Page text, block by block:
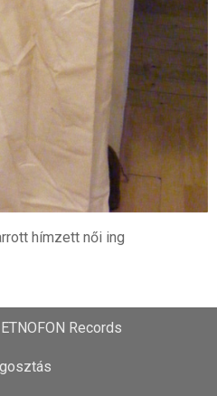
hímzett női ing
Records